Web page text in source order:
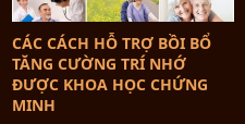
CÁC CÁCH HỖ TRỢ BỒI BỔ
TĂNG CƯỜNG TRÍ NHỚ
ĐƯỢC KHOA HỌC CHỨNG
MINH